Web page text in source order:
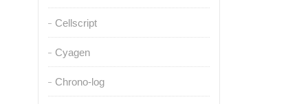
Cellscript
Cyagen
Chrono-log